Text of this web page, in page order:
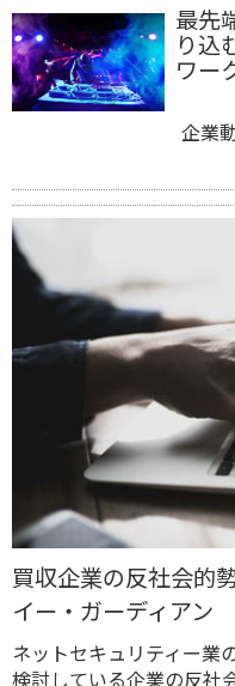
最先
り込
ワー
企業
買収企業の反社会的
イー・ガーディアン
ネットセキュリティー業
検討している企業の反社